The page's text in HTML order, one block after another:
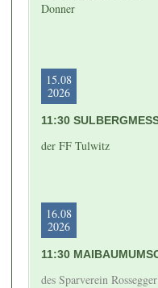
Donner
15.08
2026
11:30
der FF Tulwitz
16.08
2026
11:30
des Sparverein